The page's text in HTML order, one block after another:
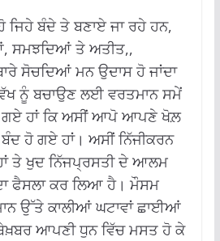
ਜਿਹੇ ਬੰਦੇ ਤੇ ਬਣਾਏ ਜਾ ਰਹੇ ਹਨ,
ਸਮਝਦਿਆਂ ਤੇ ਅਤੀਤ,,
ਸੋਚਦਿਆਂ ਮਨ ਉਦਾਸ ਹੋ ਜਾਂਦਾ
ਨੂੰ ਬਚਾਉਣ ਲਈ ਵਰਤਮਾਨ ਸਮੇਂ
ਹਾਂ ਕਿ ਅਸੀਂ ਆਪੋ ਆਪਣੇ ਖੋਲ਼
ਹੋ ਗਏ ਹਾਂ। ਅਸੀਂ ਨਿੱਜੀਕਰਨ
ਤੇ ਖੁਦ ਨਿੱਜਪ੍ਰਸਤੀ ਦੇ ਆਲਮ
ਫੈਸਲਾ ਕਰ ਲਿਆ ਹੈ। ਮੌਸਮ
ਉੱਤੇ ਕਾਲੀਆਂ ਘਟਾਵਾਂ ਛਾਈਆਂ
ਆਪਣੀ ਧੁਨ ਵਿੱਚ ਮਸਤ ਹੋ ਕੇ